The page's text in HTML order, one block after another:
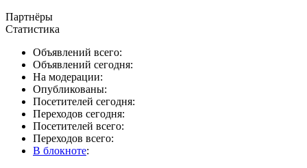
Партнёры
Статистика
Объявлений всего:
Объявлений сегодня:
На модерации:
Опубликованы:
Посетителей сегодня:
Переходов сегодня:
Посетителей всего:
Переходов всего:
В блокноте: